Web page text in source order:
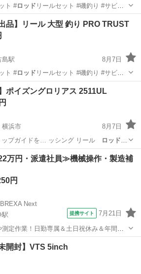
具セット #ロッド リールセット #磯釣り #サビキ
スポーツ THOMAS
品】リール 大型 釣り PRO TRUST
島駅
8月7日
具セット #ロッド リールセット #磯釣り #サビキ
スポーツ TRUST
ポイズングロリアス 2511UL
横浜市
8月7日
ップガイドを… ッシング リール
ロッド
グ 釣り竿ロッドリール ジグ プ…
ポイズングロリアス
万円・派遣社員≫機械操作・製造補
円
Next
駅
提携サイト 7月21日
定作業！日勤専属＆土日祝休み＆年間休
作業★マイカー通勤OK＆無料駐車場あり
度あり！《茨城県常陸大宮市》 人気の
工...
静駅
開封】VTS 5inch